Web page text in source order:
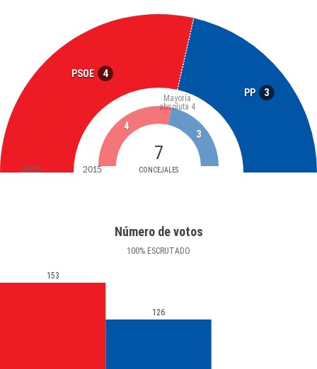
PSOE 4
PP 3
7
CONCEJALES
Mayoría
absoluta 4
4
3
2019 2015
Número de votos
100% ESCRUTADO
153
126